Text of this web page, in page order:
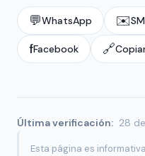
💬WhatsApp ✉️
fFacebook 🔗
Última verificación: 28
Esta página es